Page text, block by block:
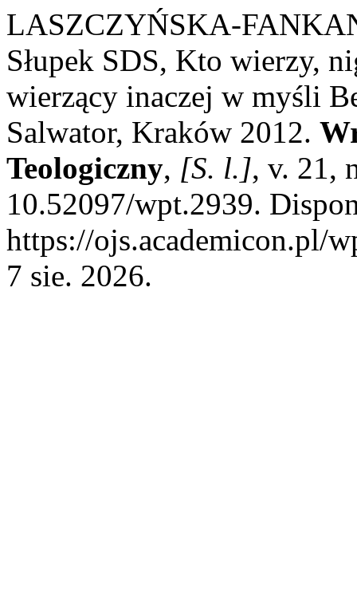
LASZCZYŃSKA-
Słupek SDS, Kto wierzy,
wierzący inaczej w myśli
Salwator, Kraków 2012.
Teologiczny, [S. l.], v. 21,
10.52097/wpt.2939.
https://ojs.academicon.pl/
7 sie. 2026.